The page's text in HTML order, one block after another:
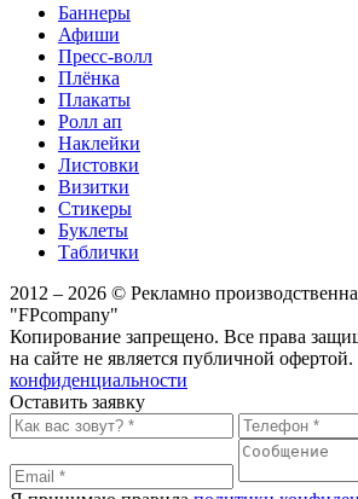
Баннеры
Афиши
Пресс-волл
Плёнка
Плакаты
Ролл ап
Наклейки
Листовки
Визитки
Стикеры
Буклеты
Таблички
2012 – 2026 © Рекламно
"FPcompany"
Копирование запрещено. Все права
на сайте не является публичной офертой.
конфиденциальности
Оставить заявку